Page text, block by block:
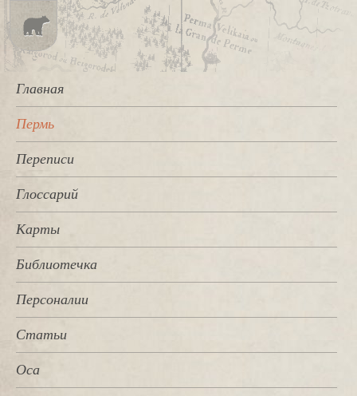
Главная
Пермь
Переписи
Глоссарий
Карты
Библиотечка
Персоналии
Статьи
Оса